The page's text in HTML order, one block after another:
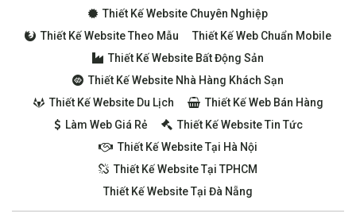
Thiết Kế Website Chuyên Nghiệp
Thiết Kế Website Theo Mẫu
Thiết Kế Web Chuẩn Mobile
Thiết Kế Website Bất Động Sản
Thiết Kế Website Nhà Hàng Khách Sạn
Thiết Kế Website Du Lịch
Thiết Kế Web Bán Hàng
Làm Web Giá Rẻ
Thiết Kế Website Tin Tức
Thiết Kế Website Tại Hà Nội
Thiết Kế Website Tại TPHCM
Thiết Kế Website Tại Đà Nẵng